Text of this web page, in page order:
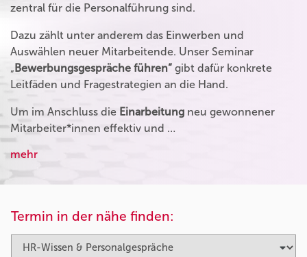
zentral für die Personalführung sind.
Dazu zählt unter anderem das Einwerben und
Auswählen neuer Mitarbeitende. Unser Seminar
„Bewerbungsgespräche führen“ gibt dafür konkrete
Leitfäden und Fragestrategien an die Hand.
Um im Anschluss die Einarbeitung neu gewonnener
Mitarbeiter*innen effektiv und …
mehr
Termin in der nähe finden: